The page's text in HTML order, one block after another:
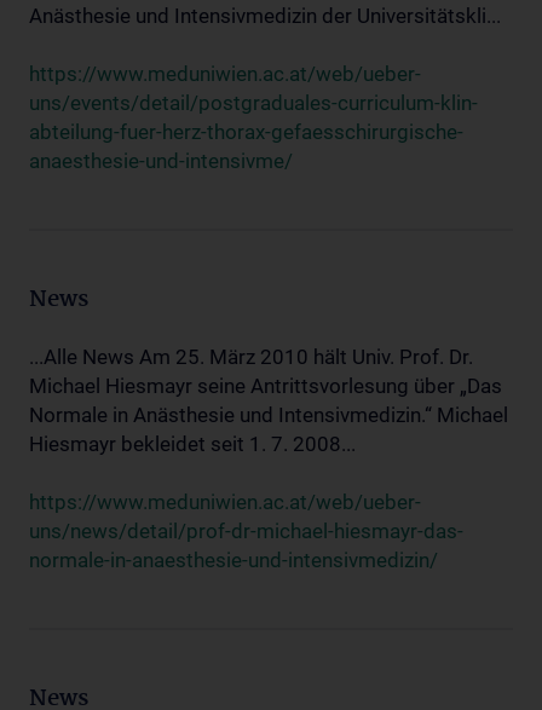
Anästhesie und Intensivmedizin der Universitätskli...
https://www.meduniwien.ac.at/web/ueber-
uns/events/detail/postgraduales-curriculum-klin-
abteilung-fuer-herz-thorax-gefaesschirurgische-
anaesthesie-und-intensivme/
News
...Alle News Am 25. März 2010 hält Univ. Prof. Dr.
Michael Hiesmayr seine Antrittsvorlesung über „Das
Normale in Anästhesie und Intensivmedizin.“ Michael
Hiesmayr bekleidet seit 1. 7. 2008...
https://www.meduniwien.ac.at/web/ueber-
uns/news/detail/prof-dr-michael-hiesmayr-das-
normale-in-anaesthesie-und-intensivmedizin/
News